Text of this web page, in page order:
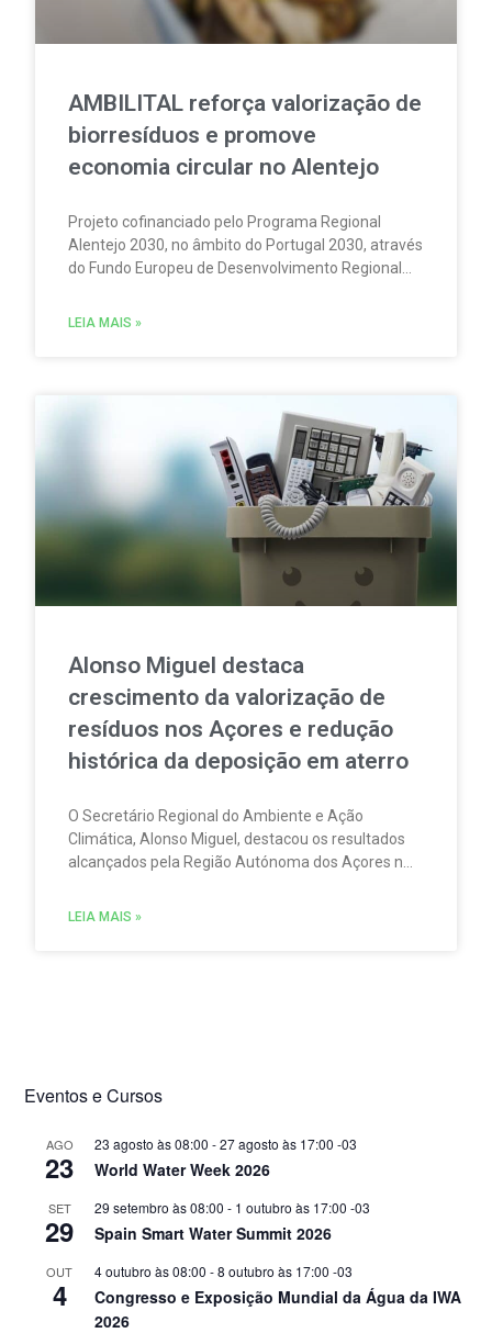
AMBILITAL reforça valorização de
biorresíduos e promove
economia circular no Alentejo
Projeto cofinanciado pelo Programa Regional
Alentejo 2030, no âmbito do Portugal 2030, através
do Fundo Europeu de Desenvolvimento Regional
milhões de euros.
LEIA MAIS »
Alonso Miguel destaca
crescimento da valorização de
resíduos nos Açores e redução
histórica da deposição em aterro
O Secretário Regional do Ambiente e Ação
Climática, Alonso Miguel, destacou os resultados
alcançados pela Região Autónoma dos Açores na
sublinhou que os dados agora divulgados
LEIA MAIS »
Eventos e Cursos
AGO
23
23 agosto às 08:00 -27 agosto às 17:00 -03
World Water Week 2026
SET
29
29 setembro às 08:00 - 1 outubro às 17:00 -03
Spain Smart Water Summit 2026
OUT
4
4 outubro às 08:00 -8 outubro às 17:00 -03
Congresso e Exposição Mundial da Água da IWA
2026